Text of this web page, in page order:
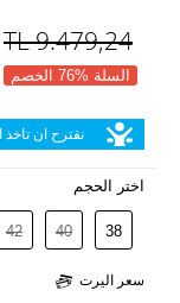
9.479,24
TL
السلة %76 الخصم
نقترح ان
اختر الحجم
38
40
42
سعر اليرت